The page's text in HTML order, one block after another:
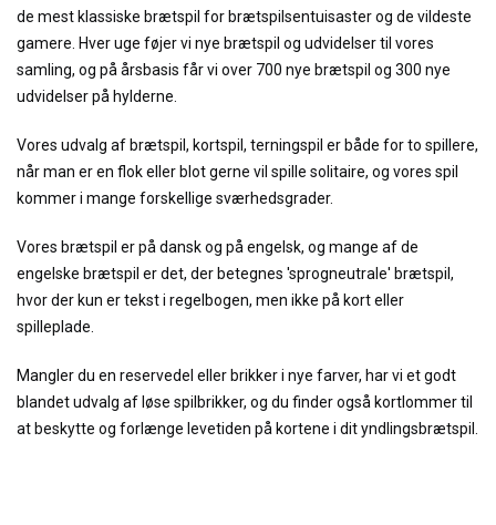
de mest klassiske brætspil for brætspilsentuisaster og de vildeste
gamere. Hver uge føjer vi nye brætspil og udvidelser til vores
samling, og på årsbasis får vi over 700 nye brætspil og 300 nye
udvidelser på hylderne.
Vores udvalg af brætspil, kortspil, terningspil er både for to spillere,
når man er en flok eller blot gerne vil spille solitaire, og vores spil
kommer i mange forskellige sværhedsgrader.
Vores brætspil er på dansk og på engelsk, og mange af de
engelske brætspil er det, der betegnes 'sprogneutrale' brætspil,
hvor der kun er tekst i regelbogen, men ikke på kort eller
spilleplade.
Mangler du en reservedel eller brikker i nye farver, har vi et godt
blandet udvalg af løse spilbrikker, og du finder også kortlommer til
at beskytte og forlænge levetiden på kortene i dit yndlingsbrætspil.